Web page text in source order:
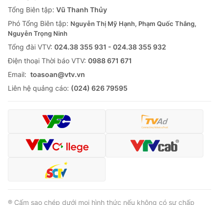
Tổng Biên tập: Vũ Thanh Thủy
Phó Tổng Biên tập: Nguyễn Thị Mỹ Hạnh, Phạm Quốc Thắng,
Nguyễn Trọng Ninh
Tổng đài VTV: 024.38 355 931 - 024.38 355 932
Ðiện thoại Thời báo VTV: 0988 671 671
Email: toasoan@vtv.vn
Liên hệ quảng cáo: (024) 626 79595
® Cấm sao chép dưới mọi hình thức nếu không có sự chấp